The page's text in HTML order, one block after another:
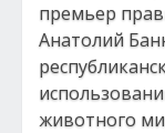
премьер
Анатолий
животного